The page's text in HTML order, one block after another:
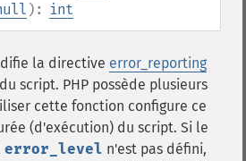
): int
la directive error_reporting
script. PHP possède plusieurs
cette fonction configure ce
(d'exécution) du script. Si le
error_level n'est pas défini,